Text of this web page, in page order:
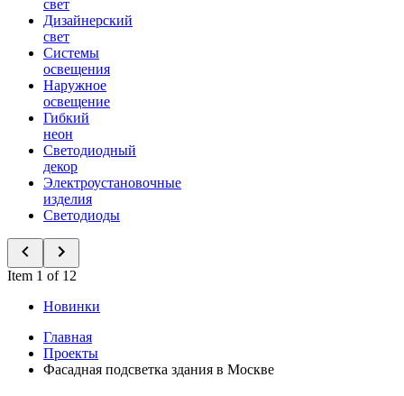
свет
Дизайнерский
свет
Системы
освещения
Наружное
освещение
Гибкий
неон
Светодиодный
декор
Электроустановочные
изделия
Светодиоды
Item 1 of 12
Новинки
Главная
Проекты
Фасадная подсветка здания в Москве